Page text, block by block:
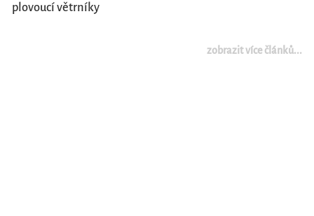
plovoucí větrníky
zobrazit více článků...